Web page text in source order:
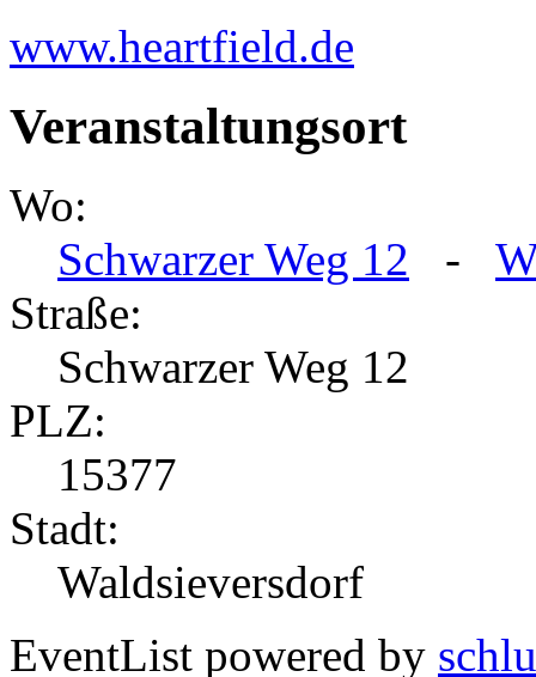
www.heartfield.de
Veranstaltungsort
Wo:
Schwarzer Weg 12 -
Straße:
Schwarzer Weg 12
PLZ:
15377
Stadt:
Waldsieversdorf
EventList powered by